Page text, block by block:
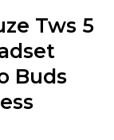
Tws 5
Buds